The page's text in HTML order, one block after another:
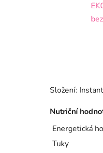
Složení:
Nutriční
Energetická
Tuky